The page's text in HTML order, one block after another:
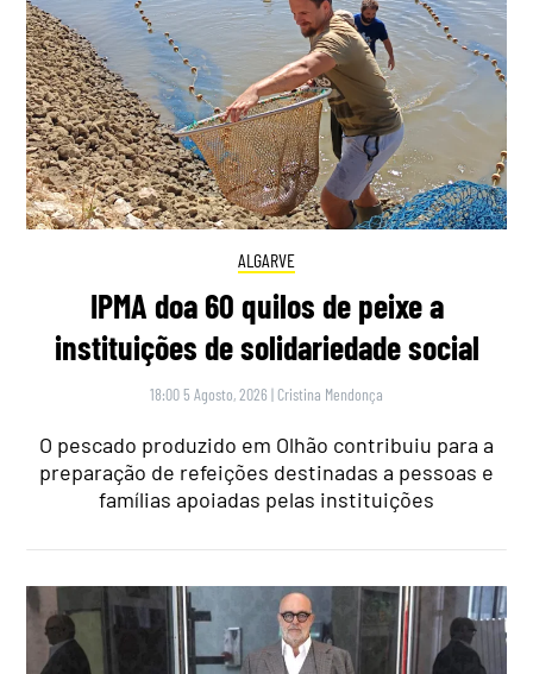
ALGARVE
IPMA doa 60 quilos de peixe a
instituições de solidariedade social
18:00 5 Agosto, 2026 | Cristina Mendonça
O pescado produzido em Olhão contribuiu para a
preparação de refeições destinadas a pessoas e
famílias apoiadas pelas instituições